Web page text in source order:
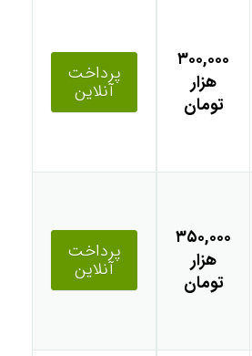
۳۰۰,۰۰۰
هزار
تومان
پرداخت
آنلاین
۳۵۰,۰۰۰
هزار
تومان
پرداخت
آنلاین